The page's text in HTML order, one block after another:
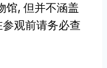
馆, 但并不涵盖
观前请务必查